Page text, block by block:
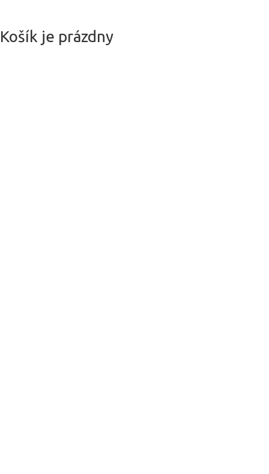
Košík je prázdny